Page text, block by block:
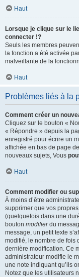
Haut
Lorsque je clique sur le
connecter !?
Seuls les membres
la fonction a été activée
malveillante de la
Haut
Problèmes liés à la
Comment créer un
Cliquez sur le bouton «
« Répondre » depuis la
enregistré pour écrire un
affichée en bas de page
nouveaux sujets, Vous
Haut
Comment modifier ou
À moins d’être
supprimer que vos
(quelquefois dans une
bouton modifierdu
message, un petit texte
modifié, le nombre de fois
dernière modification. Ce
administrateur modifie le
une note indiquant qu’ils
Notez que les utilisateurs